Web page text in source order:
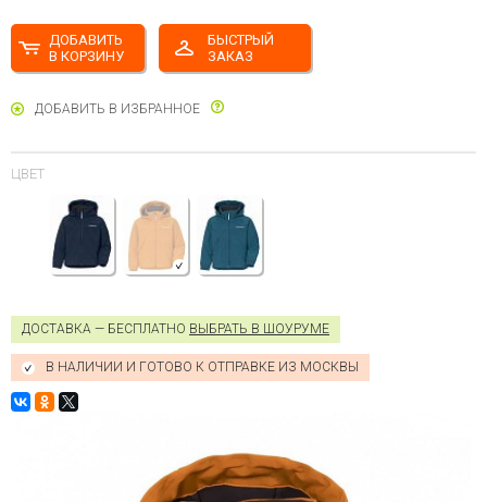
ДОБАВИТЬ
В КОРЗИНУ
БЫСТРЫЙ
ЗАКАЗ
ДОБАВИТЬ В ИЗБРАННОЕ
ЦВЕТ
ДОСТАВКА — БЕСПЛАТНО ВЫБРАТЬ В ШОУРУМЕ
В НАЛИЧИИ И ГОТОВО К ОТПРАВКЕ ИЗ МОСКВЫ